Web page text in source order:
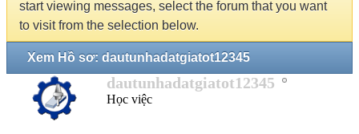
start viewing messages, select the forum that you want
to visit from the selection below.
Xem Hồ sơ: dautunhadatgiatot12345
dautunhadatgiatot12345
Học việc